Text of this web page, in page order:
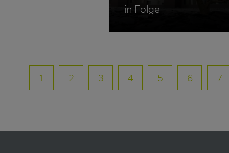
in Folge
1 2 3 4 5 6 7